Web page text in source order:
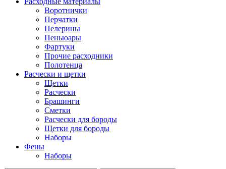
Воротнички
Перчатки
Пелерины
Пеньюары
Фартуки
Прочие расходники
Полотенца
Расчески и щетки
Щетки
Расчески
Брашинги
Сметки
Расчески для бороды
Щетки для бороды
Наборы
Фены
Наборы